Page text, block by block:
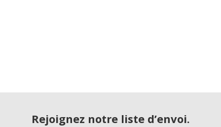
Rejoignez notre liste d’envoi.